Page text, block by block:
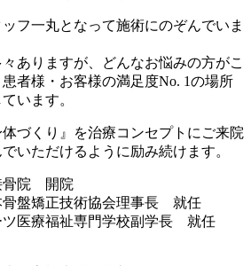
フ一丸となって施術にのぞんでいま
ありますが、どんなお悩みの方がこ
者様・お客様の満足度No. 1の場所
います。
づくり』
を治療コンセプトにご来院
いただけるように励み続けます。
骨院 開院
骨盤矯正技術協会理事長 就任
ツ医療福祉専門学校副学長 就任